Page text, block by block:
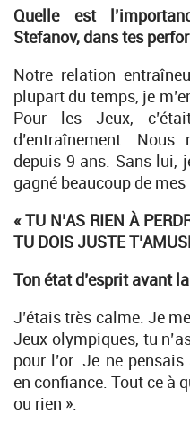
Quelle est
Stefanov, dans tes
Notre relation
plupart du temps, je
Pour les Jeux,
d’entraînement. Nous
depuis 9 ans. Sans lui,
gagné beaucoup de
« TU N’AS RIEN À
TU DOIS JUSTE
Ton état d’esprit avant
J’étais très calme. Je
Jeux olympiques, tu
pour l’or. Je ne
en confiance. Tout ce à
ou rien ».